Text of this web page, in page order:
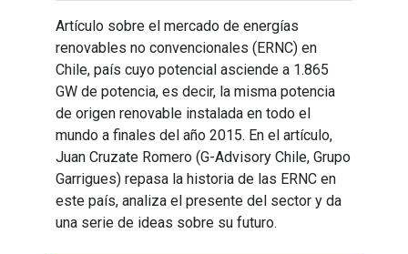
Artículo sobre el mercado de energías
renovables no convencionales (ERNC) en
Chile, país cuyo potencial asciende a 1.865
GW de potencia, es decir, la misma potencia
de origen renovable instalada en todo el
mundo a finales del año 2015. En el artículo,
Juan Cruzate Romero (G-Advisory Chile, Grupo
Garrigues) repasa la historia de las ERNC en
este país, analiza el presente del sector y da
una serie de ideas sobre su futuro.